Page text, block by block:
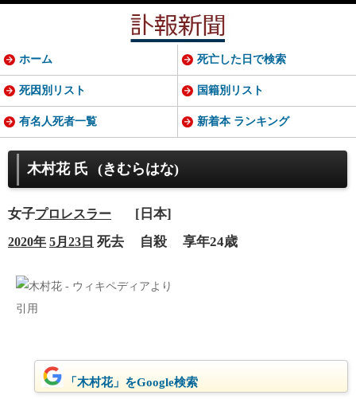
木村花 氏 (きむらはな)
女子プロレスラー [日本]
2020年 5月23日 死去 自殺 享年24歳
「木村花」をGoogle検索
ホーム 死亡した日で検索
死因別リスト 国籍別リスト
有名人死者一覧 新着本 ランキング